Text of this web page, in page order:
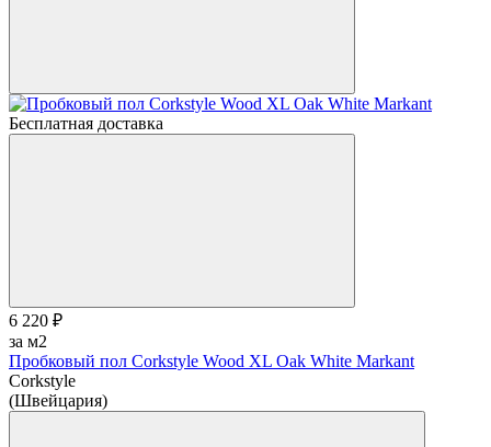
Бесплатная доставка
6 220 ₽
за м2
Пробковый пол Corkstyle Wood XL Oak White Markant
Corkstyle
(Швейцария)